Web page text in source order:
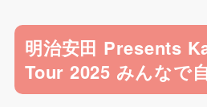
明治安田 Presents
Tour 2025 みんなで